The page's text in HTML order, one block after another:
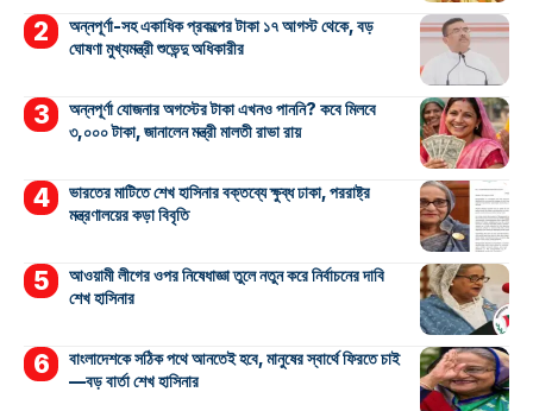
অন্নপূর্ণা-সহ একাধিক প্রকল্পের টাকা ১৭ আগস্ট থেকে, বড়
ঘোষণা মুখ্যমন্ত্রী শুভেন্দু অধিকারীর
অন্নপূর্ণা যোজনার অগস্টের টাকা এখনও পাননি? কবে মিলবে
৩,০০০ টাকা, জানালেন মন্ত্রী মালতী রাভা রায়
ভারতের মাটিতে শেখ হাসিনার বক্তব্যে ক্ষুব্ধ ঢাকা, পররাষ্ট্র
মন্ত্রণালয়ের কড়া বিবৃতি
আওয়ামী লীগের ওপর নিষেধাজ্ঞা তুলে নতুন করে নির্বাচনের দাবি
শেখ হাসিনার
বাংলাদেশকে সঠিক পথে আনতেই হবে, মানুষের স্বার্থে ফিরতে চাই
—বড় বার্তা শেখ হাসিনার